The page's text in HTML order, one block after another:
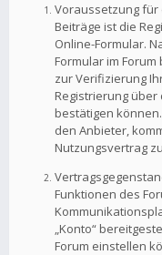
Voraussetzung für
Beiträge ist die
Online-Formular.
Formular im
zur Verifizierung
Registrierung
bestätigen
den Anbieter,
Nutzungsvertrag
Funktionen des
„Konto“
Forum einstellen